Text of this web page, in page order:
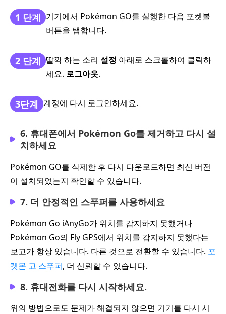
1 단계 기기에서 Pokémon GO를 실행한 다음 포켓볼
버튼을 탭합니다.
2 단계 딸깍 하는 소리 설정 아래로 스크롤하여 클릭하
세요. 로그아웃.
3단계 계정에 다시 로그인하세요.
6. 휴대폰에서 Pokémon Go를 제거하고 다시 설
치하세요
Pokémon GO를 삭제한 후 다시 다운로드하면 최신 버전
이 설치되었는지 확인할 수 있습니다.
7. 더 안정적인 스푸퍼를 사용하세요
Pokémon Go iAnyGo가 위치를 감지하지 못했거나
Pokémon Go의 Fly GPS에서 위치를 감지하지 못했다는
보고가 항상 있습니다. 다른 것으로 전환할 수 있습니다. 포
켓몬 고 스푸퍼, 더 신뢰할 수 있습니다.
8. 휴대전화를 다시 시작하세요.
위의 방법으로도 문제가 해결되지 않으면 기기를 다시 시